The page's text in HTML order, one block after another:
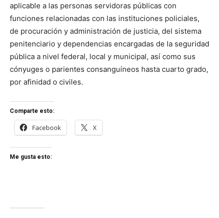
aplicable a las personas servidoras públicas con
funciones relacionadas con las instituciones policiales,
de procuración y administración de justicia, del sistema
penitenciario y dependencias encargadas de la seguridad
pública a nivel federal, local y municipal, así como sus
cónyuges o parientes consanguíneos hasta cuarto grado,
por afinidad o civiles.
Comparte esto:
Facebook X
Me gusta esto: